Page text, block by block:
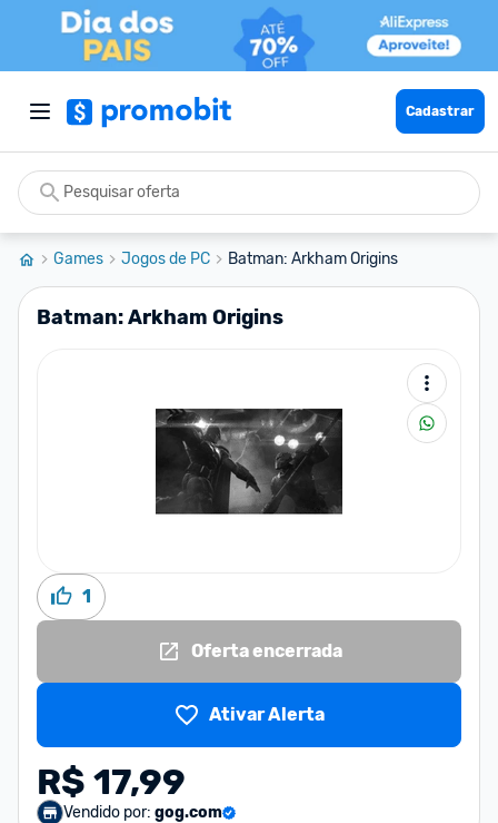
Cadastrar
Games Jogos de PC Batman: Arkham Origins
Batman: Arkham Origins
1
Oferta encerrada
Ativar Alerta
R$ 17,99
Vendido por: gog.com